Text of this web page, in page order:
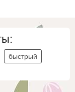
быстрый